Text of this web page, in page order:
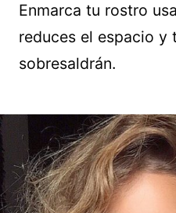
Enmarca tu rostro
reduces el espacio y
sobresaldrán.